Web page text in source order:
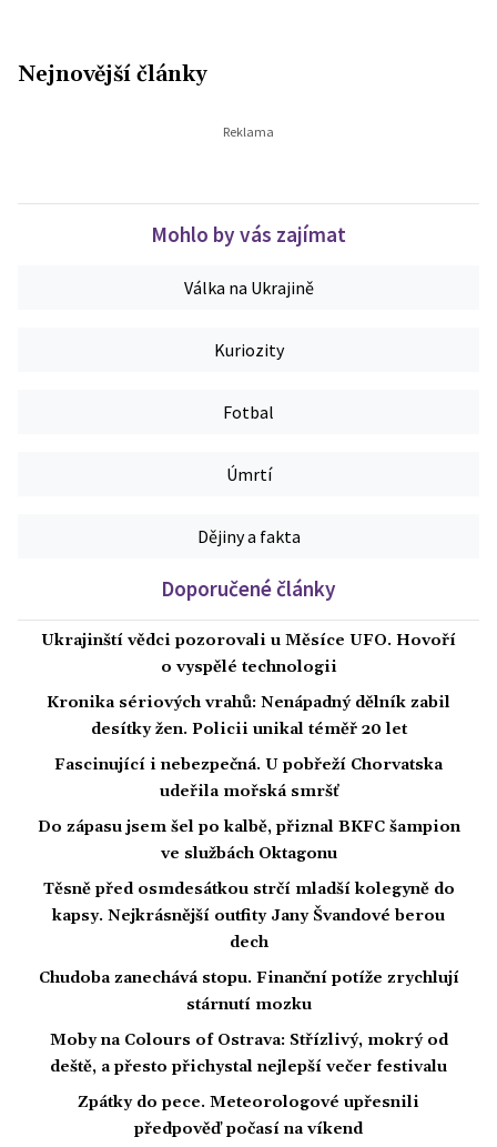
Nejnovější články
Mohlo by vás zajímat
Válka na Ukrajině
Kuriozity
Fotbal
Úmrtí
Dějiny a fakta
Doporučené články
Ukrajinští vědci pozorovali u Měsíce UFO. Hovoří
o vyspělé technologii
Kronika sériových vrahů: Nenápadný dělník zabil
desítky žen. Policii unikal téměř 20 let
Fascinující i nebezpečná. U pobřeží Chorvatska
udeřila mořská smršť
Do zápasu jsem šel po kalbě, přiznal BKFC šampion
ve službách Oktagonu
Těsně před osmdesátkou strčí mladší kolegyně do
kapsy. Nejkrásnější outfity Jany Švandové berou
dech
Chudoba zanechává stopu. Finanční potíže zrychlují
stárnutí mozku
Moby na Colours of Ostrava: Střízlivý, mokrý od
deště, a přesto přichystal nejlepší večer festivalu
Zpátky do pece. Meteorologové upřesnili
předpověď počasí na víkend